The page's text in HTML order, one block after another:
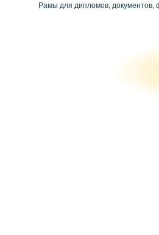
Рамы для дипломов, документов,